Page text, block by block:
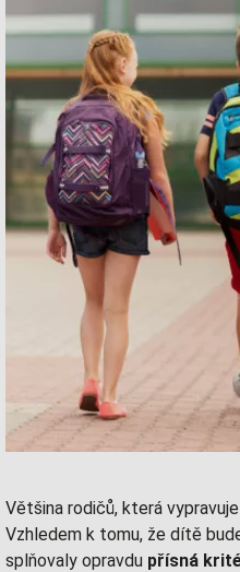
Většina rodičů, která
Vzhledem k tomu, že dítě
splňovaly opravdu přísná